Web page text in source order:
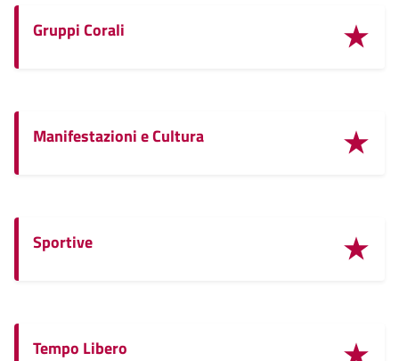
Gruppi Corali
Manifestazioni e Cultura
Sportive
Tempo Libero